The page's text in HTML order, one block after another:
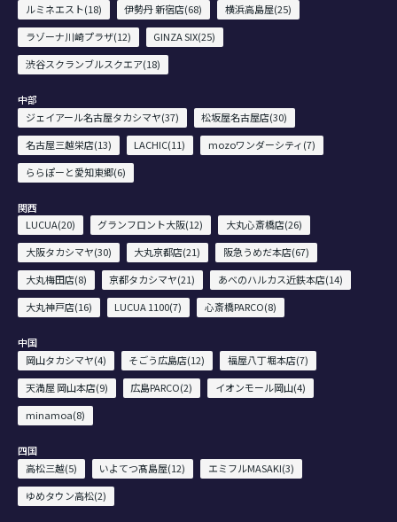
ルミネエスト(18)
伊勢丹 新宿店(68)
横浜高島屋(25)
ラゾーナ川崎プラザ(12)
GINZA SIX(25)
渋谷スクランブルスクエア(18)
中部
ジェイアール名古屋タカシマヤ(37)
松坂屋名古屋店(30)
名古屋三越栄店(13)
LACHIC(11)
mozoワンダーシティ(7)
ららぽーと愛知東郷(6)
関西
LUCUA(20)
グランフロント大阪(12)
大丸心斎橋店(26)
大阪タカシマヤ(30)
大丸京都店(21)
阪急うめだ本店(67)
大丸梅田店(8)
京都タカシマヤ(21)
あべのハルカス近鉄本店(14)
大丸神戸店(16)
LUCUA 1100(7) 心斎橋PARCO(8)
中国
岡山タカシマヤ(4)
そごう広島店(12)
福屋八丁堀本店(7)
天満屋 岡山本店(9)
広島PARCO(2)
イオンモール岡山(4)
minamoa(8)
四国
高松三越(5)
いよてつ髙島屋(12)
エミフルMASAKI(3)
ゆめタウン高松(2)